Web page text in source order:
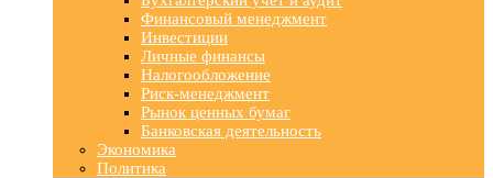
Финансовый менеджмент
Инвестиции
Личные финансы
Налогообложение
Риск-менеджмент
Рынок ценных бумаг
Банковская деятельность
Экономика
Политика